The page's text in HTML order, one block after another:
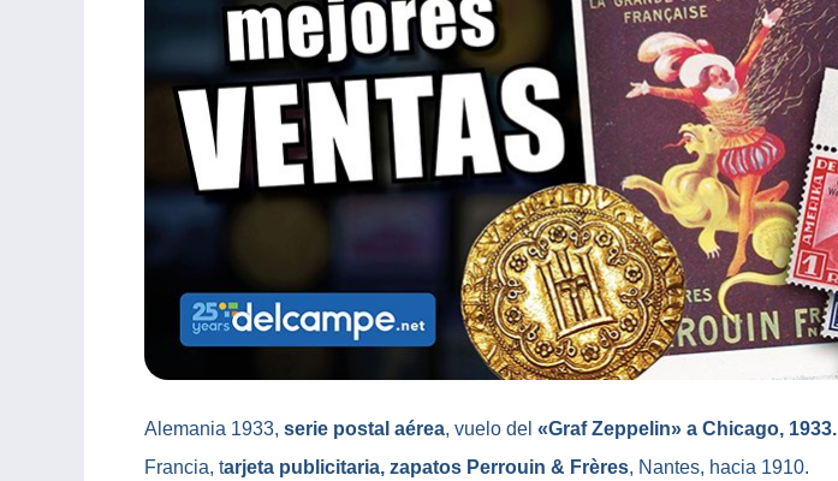
Alemania 1933, serie postal aérea, vuelo del «Graf Zeppelin» a Chicago, 1933.
Francia, tarjeta publicitaria, zapatos Perrouin & Frères, Nantes, hacia 1910.